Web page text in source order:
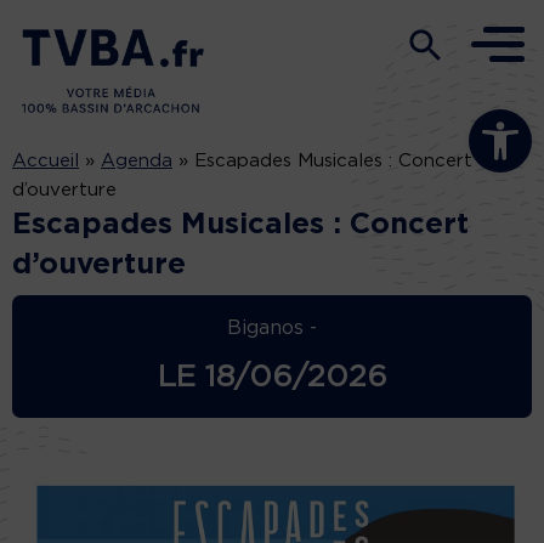
Ouvrir la
Accueil » Agenda » Escapades Musicales : Concert
d’ouverture
Escapades Musicales : Concert
d’ouverture
Biganos -
LE 18/06/2026